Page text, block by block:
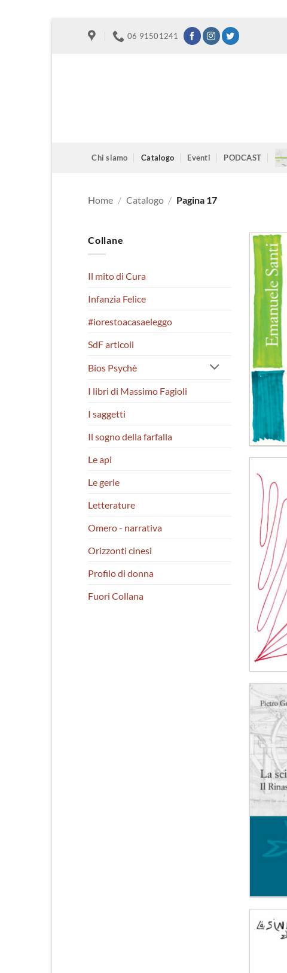
06 91501241
Chi siamo Catalogo Eventi PODCAST
Home / Catalogo / Pagina 17
Collane
Il mito di Cura
Infanzia Felice
#iorestoacasaeleggo
SdF articoli
Bios Psychè
I libri di Massimo Fagioli
I saggetti
Il sogno della farfalla
Le api
Le gerle
Letterature
Omero - narrativa
Orizzonti cinesi
Profilo di donna
Fuori Collana